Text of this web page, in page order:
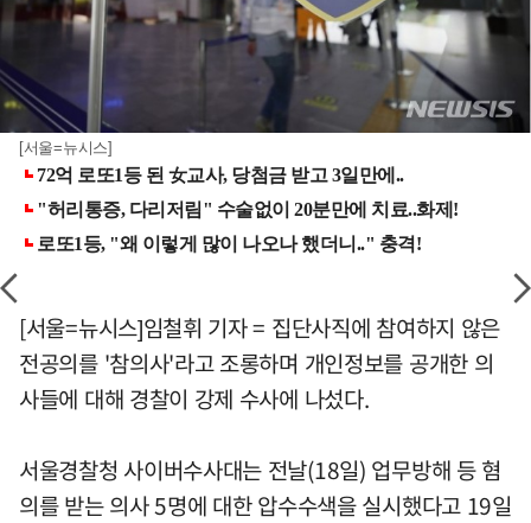
[서울=뉴시스]
[서울=뉴시스]임철휘 기자 = 집단사직에 참여하지 않은
전공의를 '참의사'라고 조롱하며 개인정보를 공개한 의
사들에 대해 경찰이 강제 수사에 나섰다.
서울경찰청 사이버수사대는 전날(18일) 업무방해 등 혐
의를 받는 의사 5명에 대한 압수수색을 실시했다고 19일